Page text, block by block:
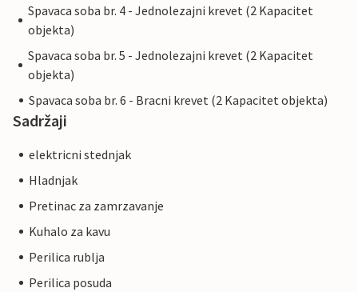
Spavaca soba br. 4 - Jednolezajni krevet (2 Kapacitet
objekta)
Spavaca soba br. 5 - Jednolezajni krevet (2 Kapacitet
objekta)
Spavaca soba br. 6 - Bracni krevet (2 Kapacitet objekta)
Sadržaji
elektricni stednjak
Hladnjak
Pretinac za zamrzavanje
Kuhalo za kavu
Perilica rublja
Perilica posuda